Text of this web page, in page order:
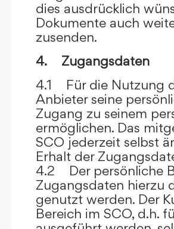
dies ausdrücklich
Dokumente auch
zusenden.
4. Zugangsdaten
4.1 Für die Nutzung
Anbieter seine
Zugang zu seinem
ermöglichen. Das
SCO jederzeit selbst
Erhalt der
4.2 Der persönliche
Zugangsdaten hierzu
genutzt werden. Der
Bereich im SCO, d.h.